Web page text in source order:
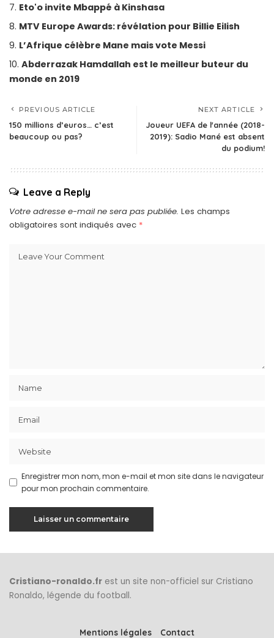
Eto'o invite Mbappé à Kinshasa
MTV Europe Awards: révélation pour Billie Eilish
L’Afrique célèbre Mane mais vote Messi
Abderrazak Hamdallah est le meilleur buteur du
monde en 2019
PREVIOUS ARTICLE
150 millions d’euros… c’est
beaucoup ou pas?
NEXT ARTICLE
Joueur UEFA de l'année (2018-
2019): Sadio Mané est absent
du podium!
Leave a Reply
Votre adresse e-mail ne sera pas publiée. Les champs
obligatoires sont indiqués avec *
Enregistrer mon nom, mon e-mail et mon site dans le navigateur
pour mon prochain commentaire.
Cristiano-ronaldo.fr est un site non-officiel sur Cristiano
Ronaldo, légende du football.
Mentions légales Contact